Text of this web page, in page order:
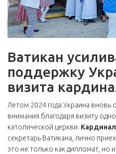
Ватикан
поддержку
визита
Летом 2024 года Украина вновь
внимания благодаря визиту
католической церкви.
секретарь Ватикана, лично
это не только как дипломат, но